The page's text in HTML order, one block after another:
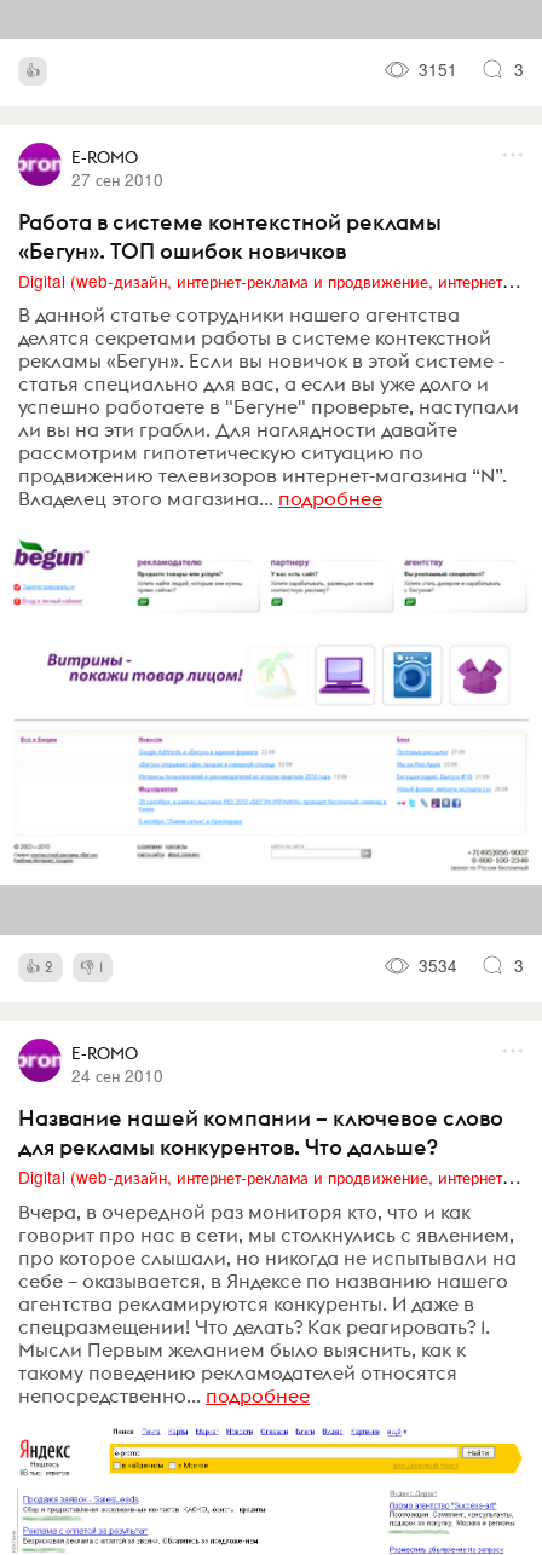
3151 3
E-ROMO
27 сен 2010
Работа в системе контекстной рекламы
«Бегун». ТОП ошибок новичков
Digital (web-дизайн, интернет-реклама и продвижение, интернет-сообщества и блоги, интернет-коммуникации, мобильный маркетинг, реклама на цифровых экранах)
В данной статье сотрудники нашего агентства
делятся секретами работы в системе контекстной
рекламы «Бегун». Если вы новичок в этой системе -
статья специально для вас, а если вы уже долго и
успешно работаете в "Бегуне" проверьте, наступали
ли вы на эти грабли. Для наглядности давайте
рассмотрим гипотетическую ситуацию по
продвижению телевизоров интернет-магазина “N”.
Владелец этого магазина... подробнее
2 1 3534 3
E-ROMO
24 сен 2010
Название нашей компании – ключевое слово
для рекламы конкурентов. Что дальше?
Digital (web-дизайн, интернет-реклама и продвижение, интернет-сообщества и блоги, интернет-коммуникации, мобильный маркетинг, реклама на цифровых экранах)
Вчера, в очередной раз мониторя кто, что и как
говорит про нас в сети, мы столкнулись с явлением,
про которое слышали, но никогда не испытывали на
себе – оказывается, в Яндексе по названию нашего
агентства рекламируются конкуренты. И даже в
спецразмещении! Что делать? Как реагировать? 1.
Мысли Первым желанием было выяснить, как к
такому поведению рекламодателей относятся
непосредственно... подробнее